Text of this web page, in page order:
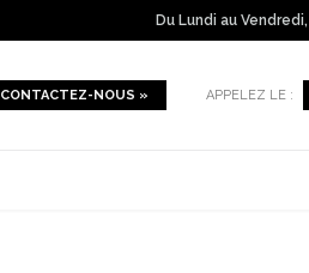
Du Lundi au
CONTACTEZ-NOUS » APPELEZ LE :